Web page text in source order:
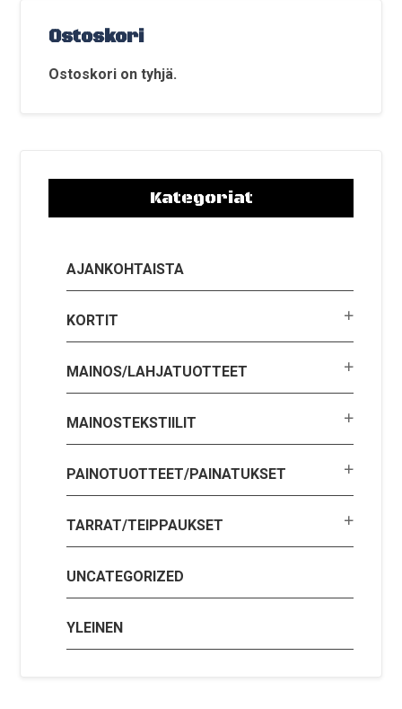
Ostoskori
Ostoskori on tyhjä.
Kategoriat
AJANKOHTAISTA
KORTIT
MAINOS/LAHJATUOTTEET
MAINOSTEKSTIILIT
PAINOTUOTTEET/PAINATUKSET
TARRAT/TEIPPAUKSET
UNCATEGORIZED
YLEINEN